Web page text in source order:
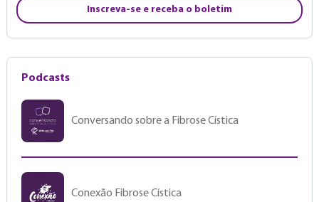
Inscreva-se e receba o boletim
Podcasts
Conversando sobre a Fibrose Cística
Conexão Fibrose Cística